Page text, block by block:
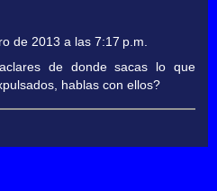
de 2013 a las 7:17 p.m.
de donde sacas lo que
hablas con ellos?